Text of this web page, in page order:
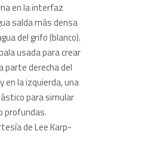
en la interfaz
salda más densa
del grifo (blanco).
usada para crear
parte derecha del
en la izquierda, una
para simular
profundas.
de Lee Karp-